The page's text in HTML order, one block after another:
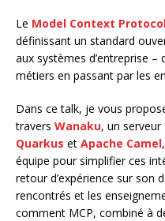
Le Model Context
définissant un standard
aux systèmes d’entreprise
métiers en passant par les
Dans ce talk, je vous
travers Wanaku, un
Quarkus et Apache Camel
équipe pour simplifier ces
retour d’expérience sur son
rencontrés et les
comment MCP, combiné à